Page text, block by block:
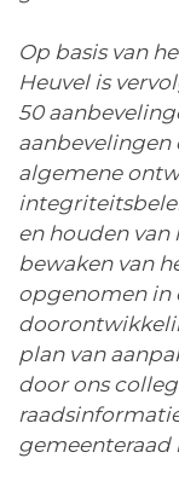
Op basis van
Heuvel is
50
aanbevelingen
algemene
en houden
bewaken van
opgenomen in
plan van
door ons
gemeenteraad